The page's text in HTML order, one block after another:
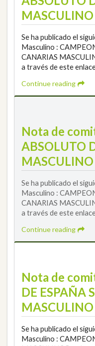
MASCULINO
Se ha publicado el
Masculino :
CANARIAS
a través de este
Continue reading
Nota de
ABSOLUTO
MASCULINO
Se ha publicado el
Masculino :
CANARIAS
a través de este
Continue reading
Nota de
DE ESPAÑA
MASCULINO
Se ha publicado el
Masculino :